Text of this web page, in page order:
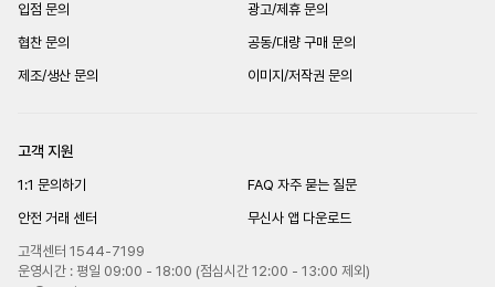
입점 문의
광고/제휴 문의
협찬 문의
공동/대량 구매 문의
제조/생산 문의
이미지/저작권 문의
고객 지원
1:1 문의하기
FAQ 자주 묻는 질문
안전 거래 센터
무신사 앱 다운로드
고객센터 1544-7199
운영시간 : 평일 09:00 - 18:00 (점심시간 12:00 - 13:00 제외)